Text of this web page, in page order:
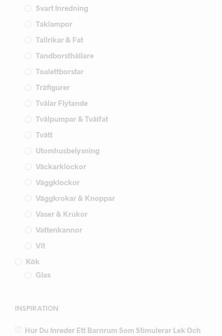
Svart Inredning
Taklampor
Tallrikar & Fat
Tandborsthållare
Toalettborstar
Träfigurer
Tvålar Flytande
Tvålpumpar & Tvålfat
Tvätt
Utomhusbelysning
Väckarklockor
Väggklockor
Väggkrokar & Knoppar
Vaser & Krukor
Vattenkannor
Vit
Kök
Glas
INSPIRATION
Hur Du Inreder Ett Barnrum Som Stimulerar Lek Och